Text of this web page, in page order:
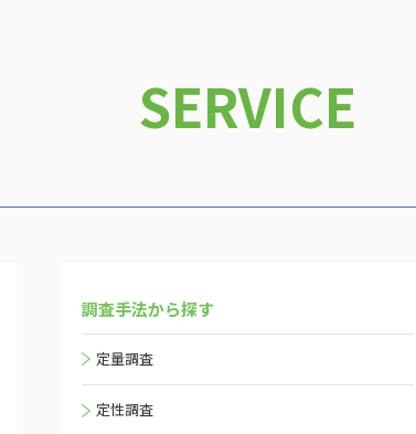
SERVICE
調査手法から探す
定量調査
定性調査